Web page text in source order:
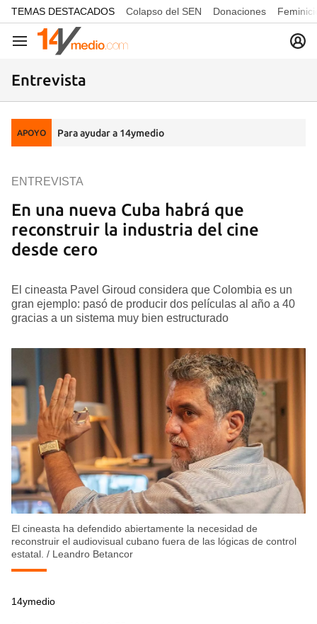
common.go-to-content
TEMAS DESTACADOS Colapso del SEN Donaciones
Navegación
Entrevista
APOYO Para ayudar a 14ymedio
En una nueva Cuba habrá que
reconstruir la industria del cine
desde cero
ENTREVISTA
El cineasta Pavel Giroud considera que Colombia es un
gran ejemplo: pasó de producir dos películas al año a 40
gracias a un sistema muy bien estructurado
El cineasta ha defendido abiertamente la necesidad de
reconstruir el audiovisual cubano fuera de las lógicas de control
estatal. / Leandro Betancor
14ymedio